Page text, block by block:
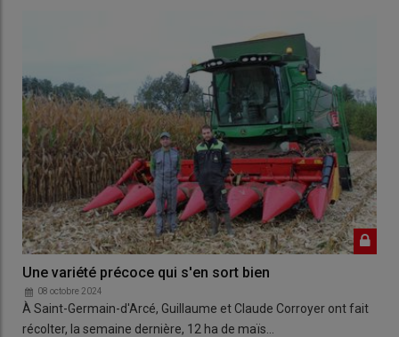
Une variété précoce qui s'en sort bien
08 octobre 2024
À Saint-Germain-d'Arcé, Guillaume et Claude Corroyer ont fait
récolter, la semaine dernière, 12 ha de maïs…